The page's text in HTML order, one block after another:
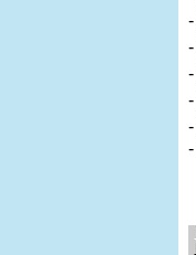
-
-
-
-
-
-